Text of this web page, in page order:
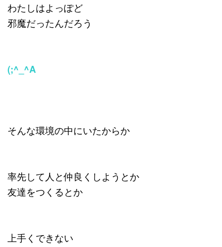
わたしはよっぽど
邪魔だったんだろう
(;^_^A
そんな環境の中にいたからか
率先して人と仲良くしようとか
友達をつくるとか
上手くできない